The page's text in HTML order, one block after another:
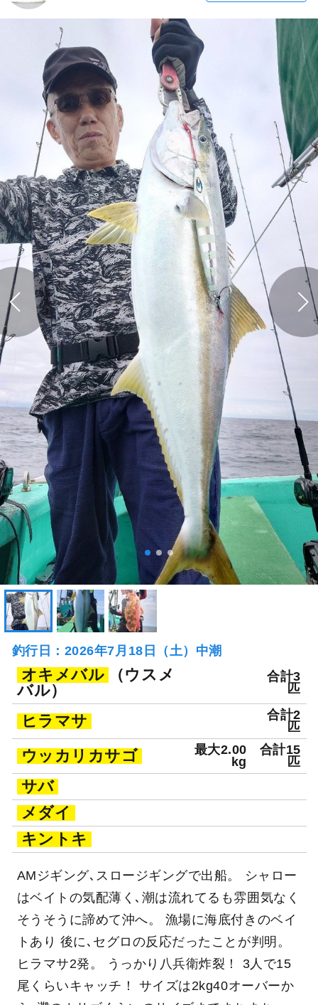
釣行日：2026年7月18日（土）中潮
オキメバル
（ウスメ
バル）
合計3
匹
ヒラマサ
合計2
匹
ウッカリカサゴ
最大2.00
kg
合計15
匹
サバ
メダイ
キントキ
AMジギング､スロージギングで出船。 シャロー
はベイトの気配薄く､潮は流れてるも雰囲気なく
そうそうに諦めて沖へ。 漁場に海底付きのベイ
トあり 後に､セグロの反応だったことが判明。
ヒラマサ2発。 うっかり八兵衛炸裂！ 3人で15
尾くらいキャッチ！ サイズは2kg40オーバーか